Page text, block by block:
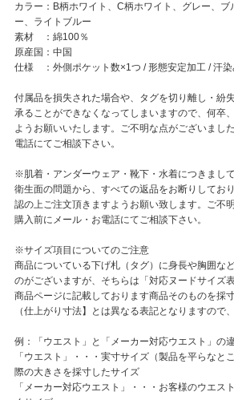
カラー：B柄ホワイト、C柄ホワイト、グレー、
ー、ライトブルー
素材 ：綿100％
原産国：中国
仕様 ：外側ポケット数×1つ / 形態安定加工 / 汗染
付属品を損失された場合や、タグを切り離し・紛
承ることができなくなってしまいますので、何卒
ようお願いいたします。ご不明な点がございまし
電話にてご相談下さい。
※肌着・アンダーウェア・靴下・水着につきまし
衛生面の問題から、すべての返品をお断りしてお
認の上ご注文頂きますようお願い致します。ご不
購入前にメール・お電話にてご相談下さい。
※サイズ項目についてのご注意
商品についている下げ札（タグ）に身長や胸囲な
のがございますが、そちらは「対応ヌードサイズ
商品ページに記載しております商品そのものを採
（仕上がり寸法】とは異なる表記となりますので
例：「ウエスト」と「メーカー対応ウエスト」の
「ウエスト」・・・実寸サイズ（製品を平らなと
際の大きさを採寸したサイズ
「メーカー対応ウエスト」・・・お客様のウエス